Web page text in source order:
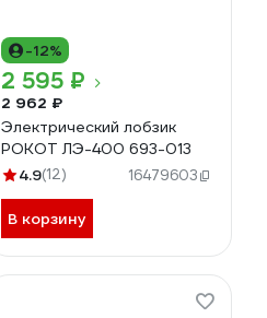
-12%
2 595 ₽
2 962 ₽
Электрический лобзик
РОКОТ ЛЭ-400 693-013
4.9(12) 16479603
В корзину